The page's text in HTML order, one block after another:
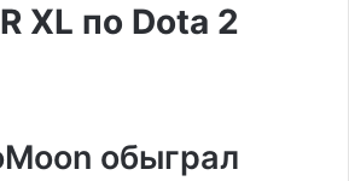
XL по Dota 2
обыграл